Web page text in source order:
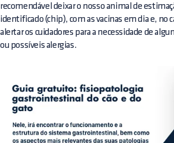
recomendável deixar o nosso animal de
identificado (chip), com as vacinas em dia e, no
alertar os cuidadores para a necessidade de
ou possíveis alergias.